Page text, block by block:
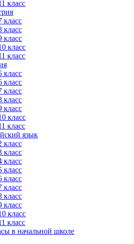
класс
класс
класс
класс
класс
класс
класс
класс
класс
класс
класс
класс
класс
язык
класс
класс
класс
класс
класс
класс
класс
класс
класс
класс
в начальной школе